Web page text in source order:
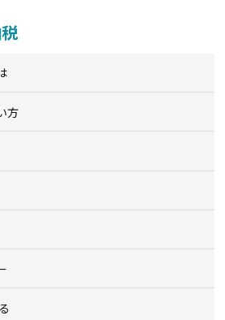
方